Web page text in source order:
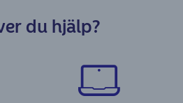
du hjälp?